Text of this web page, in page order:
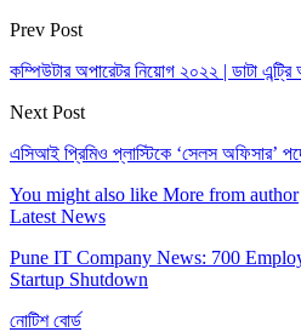
Prev Post
কম্পিউটার অপারেটর নিয়োগ ২০২২ | ডাটা
Next Post
এসিআই প্রিমিও প্লাস্টিকে ‘সেলস অফিসার’
You might also like More from author
Latest News
Pune IT Company News: 700
Startup Shutdown
নোটিশ বোর্ড